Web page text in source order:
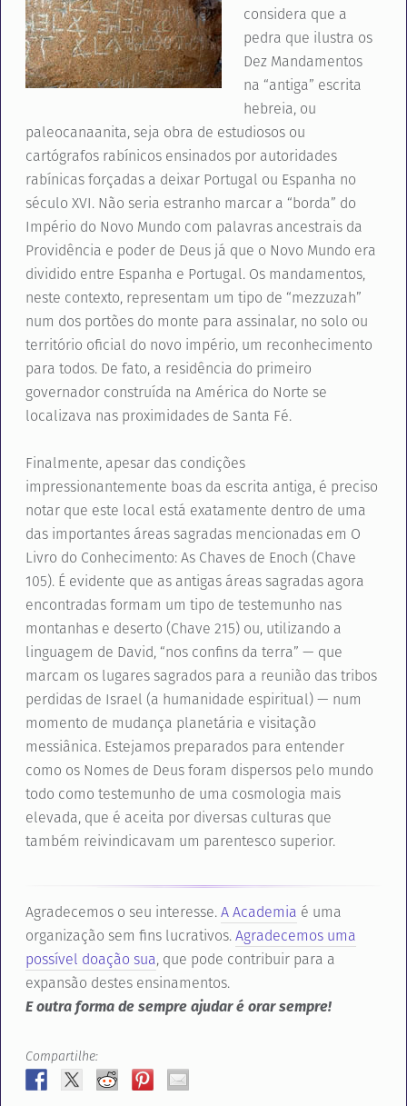
considera que a
pedra que ilustra os
Dez Mandamentos
na “antiga” escrita
hebreia, ou
paleocanaanita, seja obra de estudiosos ou
cartógrafos rabínicos ensinados por autoridades
rabínicas forçadas a deixar Portugal ou Espanha no
século XVI. Não seria estranho marcar a “borda” do
Império do Novo Mundo com palavras ancestrais da
Providência e poder de Deus já que o Novo Mundo era
dividido entre Espanha e Portugal. Os mandamentos,
neste contexto, representam um tipo de “mezzuzah”
num dos portões do monte para assinalar, no solo ou
território oficial do novo império, um reconhecimento
para todos. De fato, a residência do primeiro
governador construída na América do Norte se
localizava nas proximidades de Santa Fé.
Finalmente, apesar das condições
impressionantemente boas da escrita antiga, é preciso
notar que este local está exatamente dentro de uma
das importantes áreas sagradas mencionadas em O
Livro do Conhecimento: As Chaves de Enoch (Chave
105). É evidente que as antigas áreas sagradas agora
encontradas formam um tipo de testemunho nas
montanhas e deserto (Chave 215) ou, utilizando a
linguagem de David, “nos confins da terra” — que
marcam os lugares sagrados para a reunião das tribos
perdidas de Israel (a humanidade espiritual) — num
momento de mudança planetária e visitação
messiânica. Estejamos preparados para entender
como os Nomes de Deus foram dispersos pelo mundo
todo como testemunho de uma cosmologia mais
elevada, que é aceita por diversas culturas que
também reivindicavam um parentesco superior.
Agradecemos o seu interesse.A Academia é uma
organização sem fins lucrativos.Agradecemos uma
possível doação sua, que pode contribuir para a
expansão destes ensinamentos.
E outra forma de sempre ajudar é orar sempre!
Compartilhe: